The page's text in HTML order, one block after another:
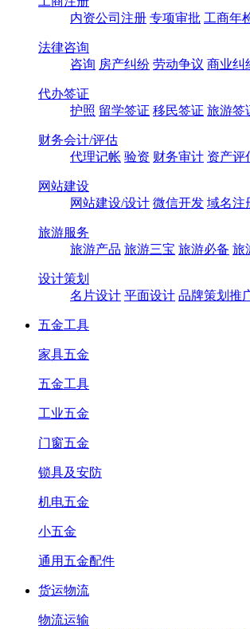
内资公司注册 专项审批 工商年
法律咨询
咨询 房产纠纷 劳动争议 商业纠
代办签证
护照 留学签证 移民签证 旅游签
财务会计/评估
代理记帐 验资 财务审计 资产评
网站建设
网站建设/设计 微信开发 域名注
旅游服务
旅游产品 旅游三宝 旅游必备 旅
设计策划
名片设计 平面设计 品牌策划推
五金工具
家具五金
五金工具
工业五金
门窗五金
锁具及安防
机电五金
小五金
通用五金配件
货运物流
物流运输